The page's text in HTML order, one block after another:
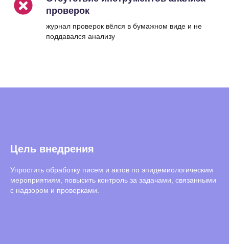
проверок
журнал проверок вёлся в бумажном виде и не
поддавался анализу
Цель внедрения
Упростить обработку писем и актов по эпидемиологическим
мероприятиям, повысить контроль за задачами, связанными
с надзором и проверками.